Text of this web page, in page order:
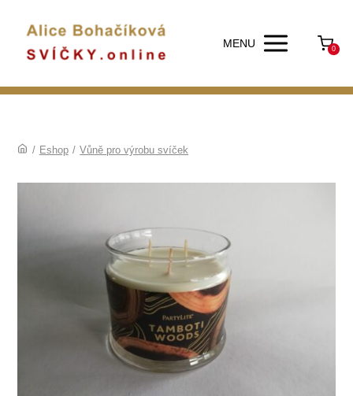
MENU 0
/ Eshop / Vůně pro výrobu svíček